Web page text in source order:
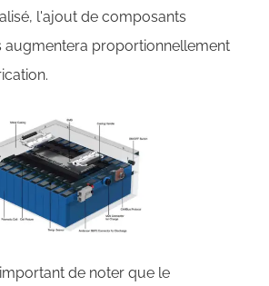
l'ajout de composants
augmentera proportionnellement
de noter que le